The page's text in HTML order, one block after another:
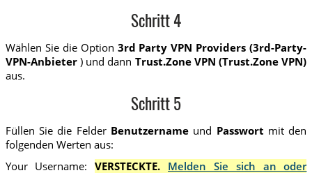
Schritt 4
Wählen Sie die Option 3rd Party VPN Providers (3rd-Party-
VPN-Anbieter) und dann Trust.Zone VPN (Trust.Zone VPN)
aus.
Schritt 5
Füllen Sie die Felder Benutzername und Passwort mit den
folgenden Werten aus:
Your Username:VERSTECKTE. Melden Sie sich an oder